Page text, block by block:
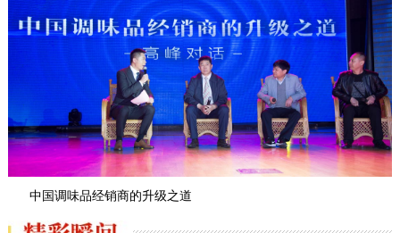
中国调味品经销商的升级之道